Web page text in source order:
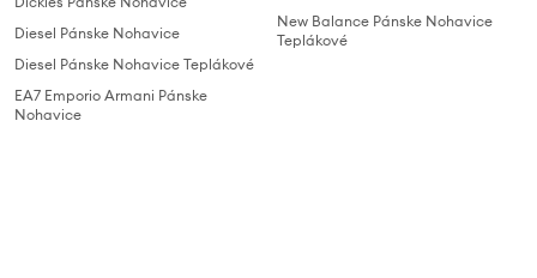
Diesel Pánske Nohavice
Diesel Pánske Nohavice Teplákové
EA7 Emporio Armani Pánske
Nohavice
New Balance Pánske Nohavice
Teplákové